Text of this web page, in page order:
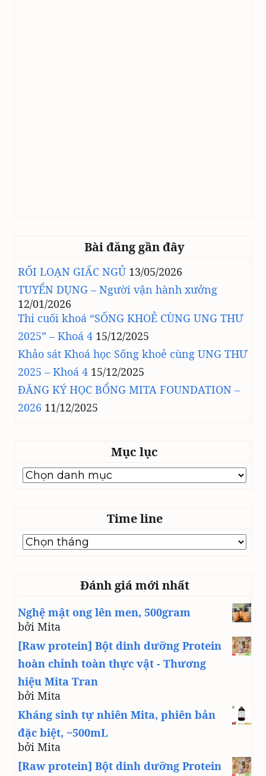
Bài đăng gần đây
RỐI LOẠN GIẤC NGỦ 13/05/2026
TUYỂN DỤNG – Người vận hành xưởng
12/01/2026
Thi cuối khoá “SỐNG KHOẺ CÙNG UNG THƯ
2025” – Khoá 4 15/12/2025
Khảo sát Khoá học Sống khoẻ cùng UNG THƯ
2025 – Khoá 4 15/12/2025
ĐĂNG KÝ HỌC BỔNG MITA FOUNDATION –
2026 11/12/2025
Mục lục
Mục
lục
Time line
Time
line
Đánh giá mới nhất
Nghệ mật ong lên men, 500gram
bởi Mita
[Raw protein] Bột dinh dưỡng Protein
hoàn chỉnh toàn thực vật - Thương
hiệu Mita Tran
bởi Mita
Kháng sinh tự nhiên Mita, phiên bản
đặc biệt, ~500mL
bởi Mita
[Raw protein] Bột dinh dưỡng Protein